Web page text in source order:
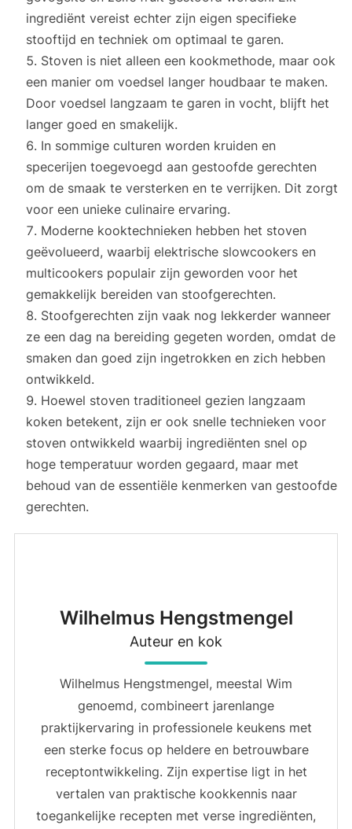
ingrediënt vereist echter zijn eigen specifieke
stooftijd en techniek om optimaal te garen.
Stoven is niet alleen een kookmethode, maar ook
een manier om voedsel langer houdbaar te maken.
Door voedsel langzaam te garen in vocht, blijft het
langer goed en smakelijk.
In sommige culturen worden kruiden en
specerijen toegevoegd aan gestoofde gerechten
om de smaak te versterken en te verrijken. Dit zorgt
voor een unieke culinaire ervaring.
Moderne kooktechnieken hebben het stoven
geëvolueerd, waarbij elektrische slowcookers en
multicookers populair zijn geworden voor het
gemakkelijk bereiden van stoofgerechten.
Stoofgerechten zijn vaak nog lekkerder wanneer
ze een dag na bereiding gegeten worden, omdat de
smaken dan goed zijn ingetrokken en zich hebben
ontwikkeld.
Hoewel stoven traditioneel gezien langzaam
koken betekent, zijn er ook snelle technieken voor
stoven ontwikkeld waarbij ingrediënten snel op
hoge temperatuur worden gegaard, maar met
behoud van de essentiële kenmerken van gestoofde
gerechten.
Wilhelmus Hengstmengel
Auteur en kok
Wilhelmus Hengstmengel, meestal Wim
genoemd, combineert jarenlange
praktijkervaring in professionele keukens met
een sterke focus op heldere en betrouwbare
receptontwikkeling. Zijn expertise ligt in het
vertalen van praktische kookkennis naar
toegankelijke recepten met verse ingrediënten,